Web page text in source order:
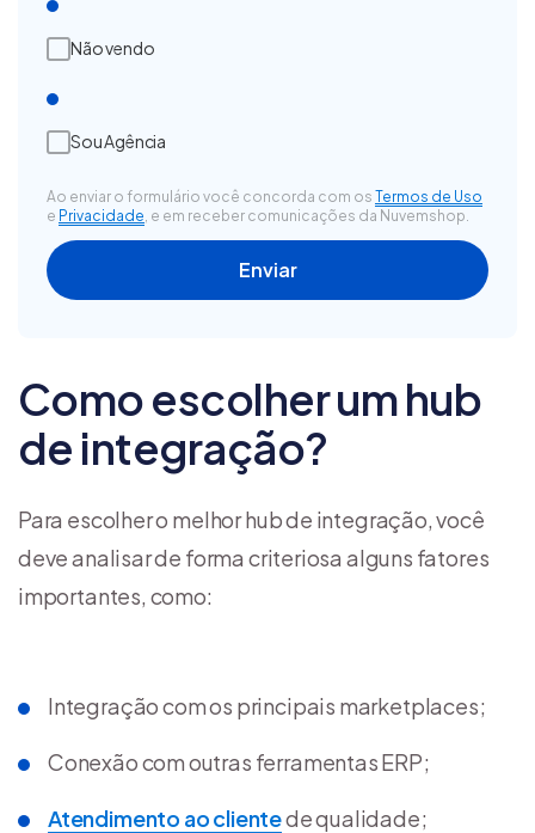
Não vendo
Sou Agência
Ao enviar o formulário você concorda com os Termos de Uso
e Privacidade , e em receber comunicações da Nuvemshop.
Como escolher um hub
de integração?
Para escolher o melhor hub de integração, você
deve analisar de forma criteriosa alguns fatores
importantes, como:
Integração com os principais marketplaces;
Conexão com outras ferramentas ERP;
Atendimento ao clientede qualidade;